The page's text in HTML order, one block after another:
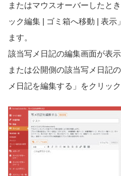
またはマウスオーバーしたと
ック編集
ゴミ箱へ移動
表示
ます。
該当写メ日記の編集画面が表示
または公開側の該当写メ日記
メ日記を編集する」をクリック